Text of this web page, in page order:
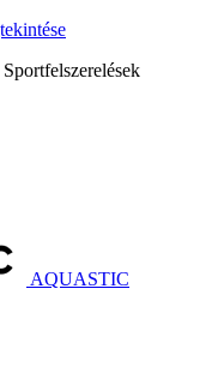
Sportfelszerelések
AQUASTIC